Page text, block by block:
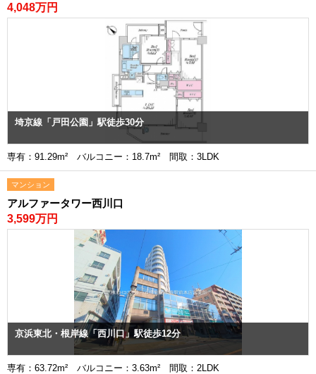
4,048万円
埼京線「戸田公園」駅徒歩30分
専有：91.29m² バルコニー：18.7m² 間取：3LDK
マンション
アルファータワー西川口
3,599万円
京浜東北・根岸線「西川口」駅徒歩12分
専有：63.72m² バルコニー：3.63m² 間取：2LDK